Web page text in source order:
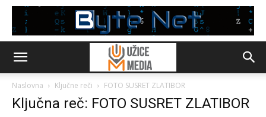
Naslovna Ključne reči FOTO SUSRET ZLATIBOR
Ključna reč: FOTO SUSRET ZLATIBOR